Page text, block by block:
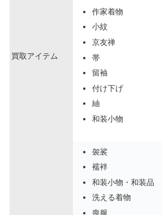
買取アイテム
作家着物
小紋
京友禅
帯
留袖
付け下げ
紬
和装小物
袈裟
襦袢
和装小物・和装品
洗える着物
喪服